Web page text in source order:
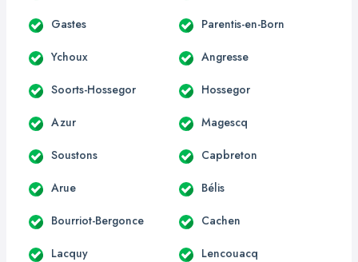
Gastes Parentis-en-Born
Ychoux Angresse
Soorts-Hossegor Hossegor
Azur Magescq
Soustons Capbreton
Arue Bélis
Bourriot-Bergonce Cachen
Lacquy Lencouacq